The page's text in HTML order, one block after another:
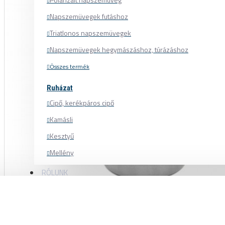
Napszemüvegek futáshoz
Triatlonos napszemüvegek
Napszemüvegek hegymászáshoz, túrázáshoz
Összes termék
Ruházat
Cipő, kerékpáros cipő
Kamásli
Kesztyű
Mellény
Mez
RÓLUNK